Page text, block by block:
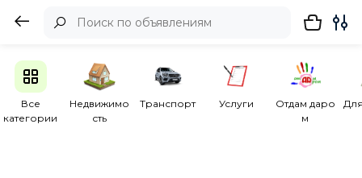
Все
категории
Недвижимо
сть
Транспорт Услуги
Отдам даро
м